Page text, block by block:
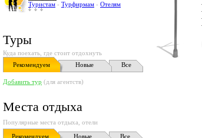
Туристам - Турфирмам - Отелям
Туры
Куда поехать, где стоит отдохнуть
Рекомендуем
Новые Все
Добавить тур (для агентств)
Места отдыха
Популярные места отдыха, отели
Рекомендуем
Новые
Все